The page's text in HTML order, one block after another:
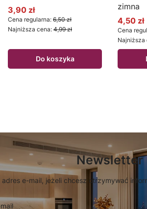
Cena promocyjna
3,90 zł
Cena regularna: 6,50 zł
Najniższa cena: 4,99 zł
Do koszyka
zimna
Cena
4,50 zł
Cena
Najniższa
Newsletter
adres e-mail, jeżeli chcesz otrzymywać